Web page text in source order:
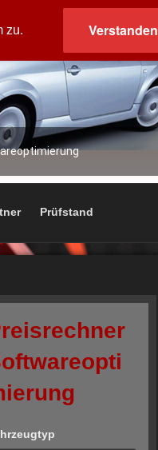
Prüfstand
zu. Verstanden